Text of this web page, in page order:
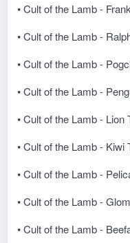
• Cult of the Lamb -
• Cult of the Lamb -
• Cult of the Lamb -
• Cult of the Lamb -
• Cult of the Lamb - Lion
• Cult of the Lamb - Kiwi
• Cult of the Lamb -
• Cult of the Lamb -
• Cult of the Lamb -